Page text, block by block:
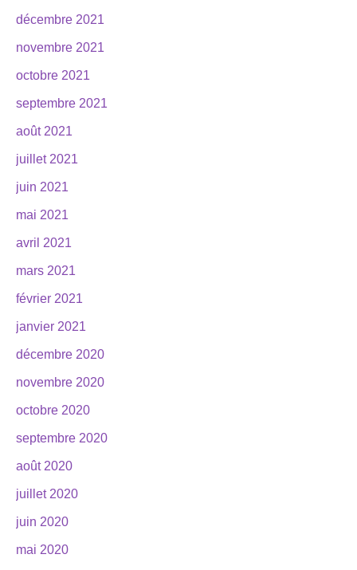
décembre 2021
novembre 2021
octobre 2021
septembre 2021
août 2021
juillet 2021
juin 2021
mai 2021
avril 2021
mars 2021
février 2021
janvier 2021
décembre 2020
novembre 2020
octobre 2020
septembre 2020
août 2020
juillet 2020
juin 2020
mai 2020